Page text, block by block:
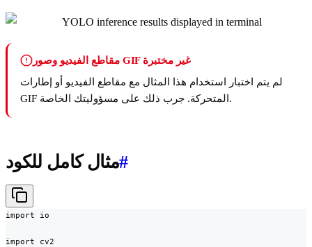
مقاطع الفيديو وصور GIF غير مختبرة
لم يتم اختبار استخدام هذا المثال مع مقاطع الفيديو أو إطارات
GIF المتحركة. جرب ذلك على مسؤوليتك الخاصة.
مثال كامل للكود#
import io
import cv2